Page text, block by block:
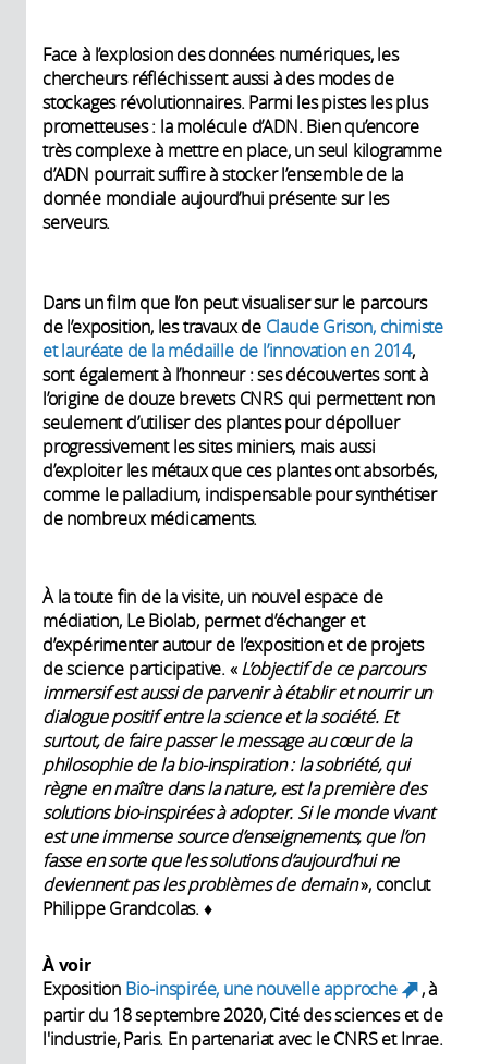
Face à l’explosion des données numériques, les
chercheurs réfléchissent aussi à des modes de
stockages révolutionnaires. Parmi les pistes les plus
prometteuses : la molécule d’ADN. Bien qu’encore
très complexe à mettre en place, un seul kilogramme
d’ADN pourrait suffire à stocker l’ensemble de la
donnée mondiale aujourd’hui présente sur les
serveurs.
Dans un film que l’on peut visualiser sur le parcours
de l’exposition, les travaux de Claude Grison, chimiste
et lauréate de la médaille de l’innovation en 2014,
sont également à l’honneur : ses découvertes sont à
l’origine de douze brevets CNRS qui permettent non
seulement d’utiliser des plantes pour dépolluer
progressivement les sites miniers, mais aussi
d’exploiter les métaux que ces plantes ont absorbés,
comme le palladium, indispensable pour synthétiser
de nombreux médicaments.
À la toute fin de la visite, un nouvel espace de
médiation, Le Biolab, permet d’échanger et
d’expérimenter autour de l’exposition et de projets
de science participative. «L’objectif de ce parcours
immersif est aussi de parvenir à établir et nourrir un
dialogue positif entre la science et la société. Et
surtout, de faire passer le message au cœur de la
philosophie de la bio-inspiration : la sobriété, qui
règne en maître dans la nature, est la première des
solutions bio-inspirées à adopter. Si le monde vivant
est une immense source d’enseignements, que l’on
fasse en sorte que les solutions d’aujourd’hui ne
deviennent pas les problèmes de demain», conclut
Philippe Grandcolas. ♦
À voir
Exposition Bio-inspirée, une nouvelle approche
(link
is
external)
, à
partir du 18 septembre 2020, Cité des sciences et de
l'industrie, Paris. En partenariat avec le CNRS et Inrae.